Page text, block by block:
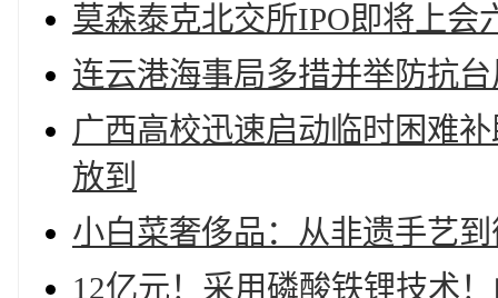
莫森泰克北交所IPO即将上会
连云港海事局多措并举防抗台
广西高校迅速启动临时困难
放到
小白菜奢侈品：从非遗手艺
12亿元！采用磷酸铁锂技术